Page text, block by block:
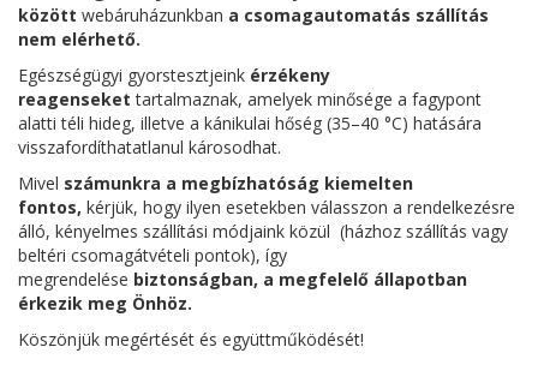
között webáruházunkban a csomagautomatás szállítás
nem elérhető.
Egészségügyi gyorstesztjeink érzékeny
reagensekettartalmaznak, amelyek minősége a fagypont
alatti téli hideg, illetve a kánikulai hőség (35–40 °C) hatására
visszafordíthatatlanul károsodhat.
Mivel számunkra a megbízhatóság kiemelten
fontos, kérjük, hogy ilyen esetekben válasszon a rendelkezésre
álló, kényelmes szállítási módjaink közül (házhoz szállítás vagy
beltéri csomagátvételi pontok), így
megrendelése biztonságban, a megfelelő állapotban
érkezik meg Önhöz.
Köszönjük megértését és együttműködését!